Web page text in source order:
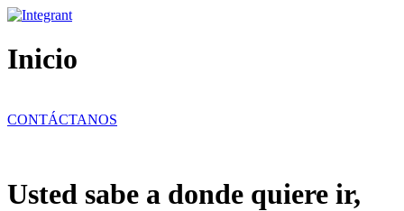
Ir
contenido
Inicio
CONTÁCTANOS
Usted sabe a donde quiere ir,